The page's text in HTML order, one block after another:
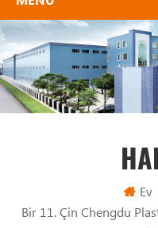
Ev
Bir 11. Çin Chengdu